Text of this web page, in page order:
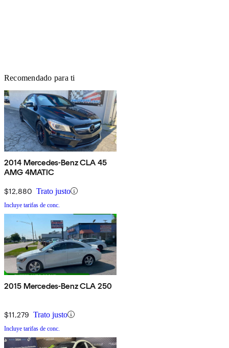
Recomendado para ti
2014 Mercedes-Benz CLA 45
AMG 4MATIC
$12,880 Trato justo
Incluye tarifas de conc.
2015 Mercedes-Benz CLA 250
$11,279 Trato justo
Incluye tarifas de conc.